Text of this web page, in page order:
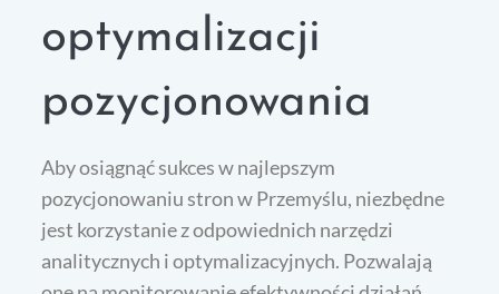
optymalizacji
pozycjonowania
Aby osiągnąć sukces w najlepszym
pozycjonowaniu stron w Przemyślu, niezbędne
jest korzystanie z odpowiednich narzędzi
analitycznych i optymalizacyjnych. Pozwalają